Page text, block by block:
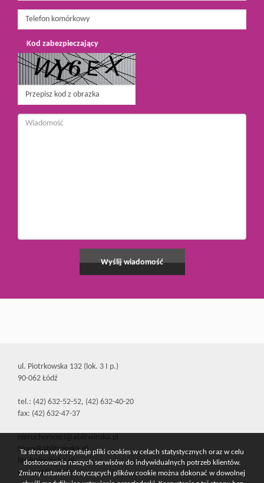
Kod zabezpieczający
ul. Piotrkowska 132 (lok. 3 I p.)
90-062 Łódź
tel.: (42) 632-52-52, (42) 632-40-20
fax: (42) 632-47-37
nieruchomosci@ablitwinska.pl
biuro@ablitwinska.pl
litwinska@cbn.pl
www.ablitwinska.pl
Ta strona wykorzystuje pliki cookies w celach statystycznych oraz w celu
dostosowania naszych serwisów do indywidualnych potrzeb klientów.
Zmiany ustawień dotyczących plików cookie można dokonać w dowolnej